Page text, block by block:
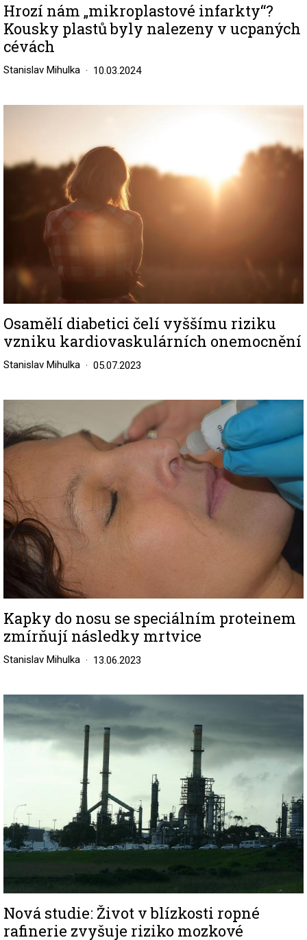
Hrozí nám „mikroplastové infarkty“?
Kousky plastů byly nalezeny v ucpaných
cévách
Stanislav Mihulka 10.03.2024
Osamělí diabetici čelí vyššímu riziku
vzniku kardiovaskulárních onemocnění
Stanislav Mihulka 05.07.2023
Kapky do nosu se speciálním proteinem
zmírňují následky mrtvice
Stanislav Mihulka 13.06.2023
Image
Nová studie: Život v blízkosti ropné
rafinerie zvyšuje riziko mozkové